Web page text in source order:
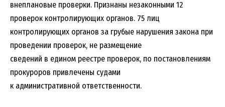
внеплановые проверки. Признаны незаконными 12
проверок контролирующих органов. 75 лиц
контролирующих органов за грубые нарушения закона при
проведении проверок, не размещение
сведений в едином реестре проверок, по постановлениям
прокуроров привлечены судами
к административной ответственности.